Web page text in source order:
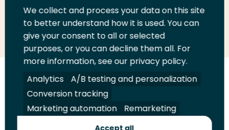
Deel
LinkedIn
Deel
op
Twitter
Deel
op
Facebook
Email
deze
pagina
Print
deze
pagina
Volg
ons
op
LinkedIn
Volg
ons
op
Facebook
Volg
ons
op
YouTube
Volg
ons
op
Instagram
Juridisch Security A-Z Index
Contact
We collect and process your data on this site
to better understand how it is used. You can
give your consent to all or selected
purposes, or you can decline them all. For
more information, see our privacy policy.
Analytics
A/B testing and personalization
Conversion tracking
Marketing automation
Remarketing
Accept all